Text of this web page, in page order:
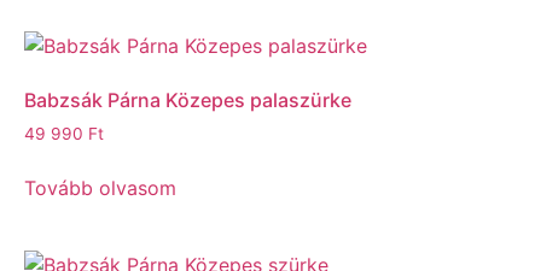
Babzsák Párna Közepes palaszürke
49 990 Ft
Tovább olvasom